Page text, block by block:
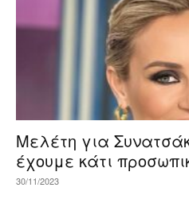
Μελέτη για
έχουμε κάτι
30/11/2023